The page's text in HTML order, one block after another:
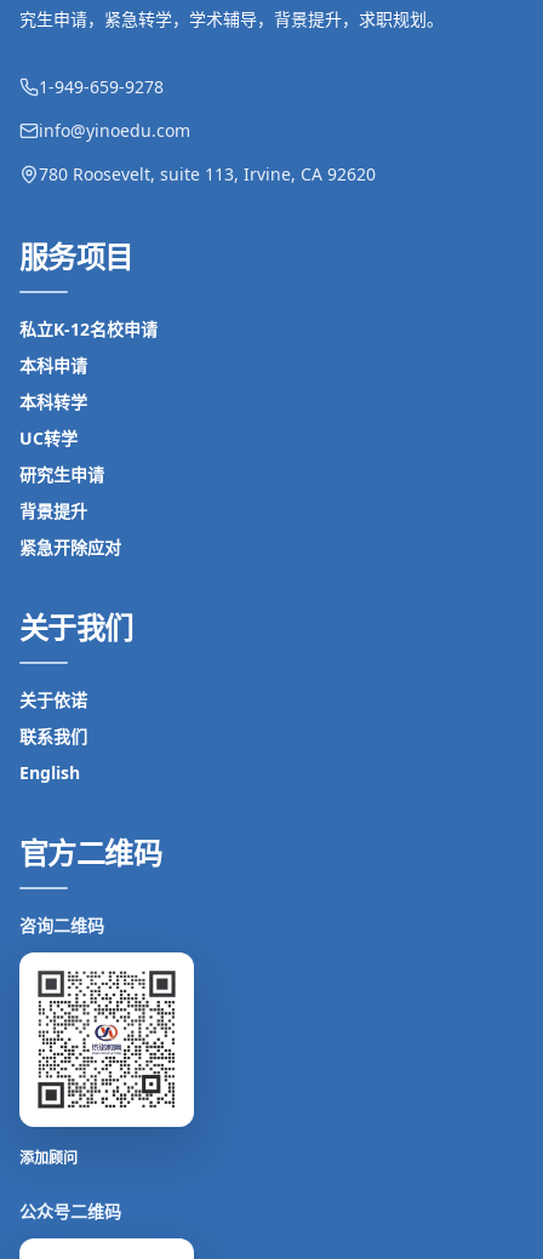
究生申请，紧急转学，学术辅导，背景提升，求职规划。
1-949-659-9278
info@yinoedu.com
780 Roosevelt, suite 113, Irvine, CA 92620
服务项目
私立K-12名校申请
本科申请
本科转学
UC转学
研究生申请
背景提升
紧急开除应对
关于我们
关于依诺
联系我们
English
官方二维码
咨询二维码
添加顾问
公众号二维码